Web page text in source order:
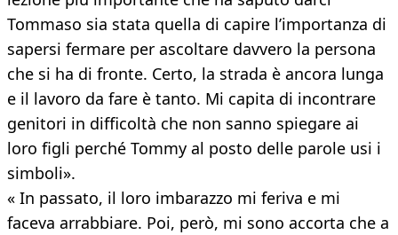
Tommaso sia stata quella di capire l’importanza di
sapersi fermare per ascoltare davvero la persona
che si ha di fronte. Certo, la strada è ancora lunga
e il lavoro da fare è tanto. Mi capita di incontrare
genitori in difficoltà che non sanno spiegare ai
loro figli perché Tommy al posto delle parole usi i
simboli».
« In passato, il loro imbarazzo mi feriva e mi
faceva arrabbiare. Poi, però, mi sono accorta che a